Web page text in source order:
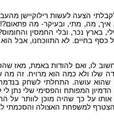
הצעה לעשות רילוקיישן
איך, מה, מתי, ובעיקר- מה פתאום?!
בארץ נכר, ובלי החמסין
כסף בחיים. לא התווכחנו, אבל
לו, ואם להודות באמת, מאז
שלו ולא כמה הוא מרויח. זה מה
שהוא עושה. התחלתי לשחק
המפותח והפסימי שלי נתן
אותו על כך שהיה מוכן לוותר על
למשפחת האצולה והסכמתי